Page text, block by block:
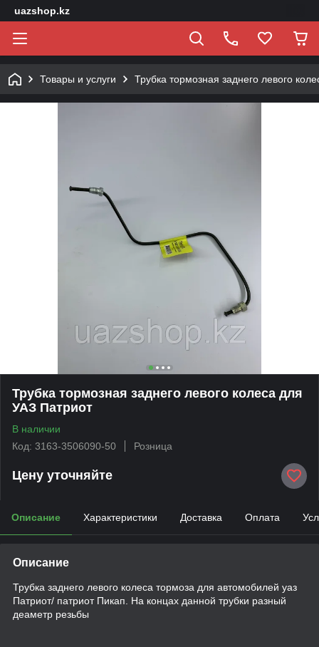
uazshop.kz
Товары и услуги Трубка тормозная заднего левого
Трубка тормозная заднего левого колеса для
УАЗ Патриот
В наличии
Код: 3163-3506090-50
Розница
Цену уточняйте
Описание Характеристики Доставка Оплата
Описание
Трубка заднего левого колеса тормоза для автомобилей уаз
Патриот/ патриот Пикап. На концах данной трубки разный
деаметр резьбы